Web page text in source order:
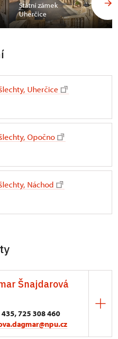
Státní zámek
Uherčice
Uherčice
Opočno
Náchod
Šnajdarová
725 308 460